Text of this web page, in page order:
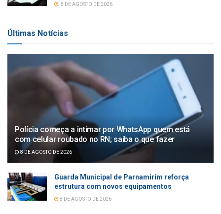
8 DE AGOSTO DE 2026
Últimas Notícias
Polícia começa a intimar por WhatsApp quem está
com celular roubado no RN; saiba o que fazer
8 DE AGOSTO DE 2026
Guarda Municipal de Parnamirim reforça
estrutura com novos equipamentos
8 DE AGOSTO DE 2026